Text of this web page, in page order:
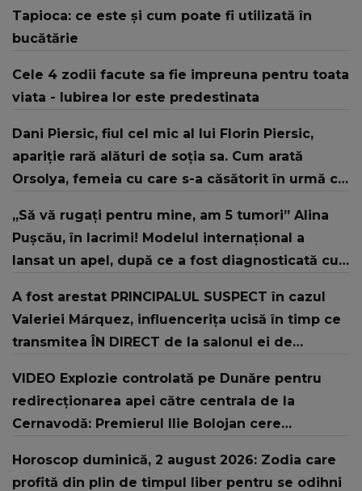
Tapioca: ce este și cum poate fi utilizată în
bucătărie
Cele 4 zodii facute sa fie impreuna pentru toata
viata - Iubirea lor este predestinata
Dani Piersic, fiul cel mic al lui Florin Piersic,
apariție rară alături de soția sa. Cum arată
Orsolya, femeia cu care s-a căsătorit în urmă cu
„Să vă rugați pentru mine, am 5 tumori” Alina
Pușcău, în lacrimi! Modelul internațional a
lansat un apel, după ce a fost diagnosticată cu
A fost arestat PRINCIPALUL SUSPECT în cazul
Valeriei Márquez, influencerița ucisă în timp ce
transmitea ÎN DIRECT de la salonul ei de
după ce a aflat despre cine este vorba: "A
amenințat-o în..."
VIDEO Explozie controlată pe Dunăre pentru
redirecționarea apei către centrala de la
Cernavodă: Premierul Ilie Bolojan cere
Horoscop duminică, 2 august 2026: Zodia care
profită din plin de timpul liber pentru se odihni